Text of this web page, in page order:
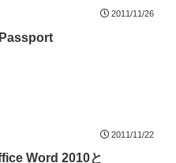
2011/11/26
2011/11/22
Word 2010と